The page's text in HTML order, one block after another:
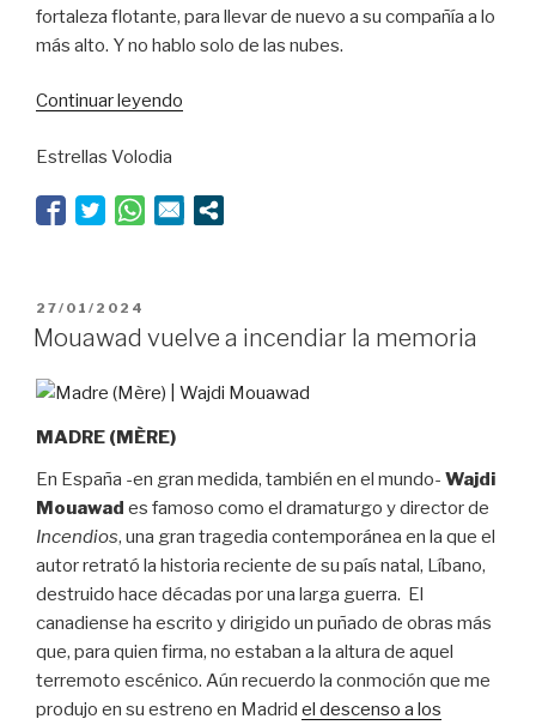
fortaleza flotante, para llevar de nuevo a su compañía a lo
más alto. Y no hablo solo de las nubes.
Continuar leyendo
en
Estrellas Volodia
PUBLICADO
EL
27/01/2024
Mouawad vuelve a incendiar la memoria
MADRE (MÈRE)
En España -en gran medida, también en el mundo- Wajdi
Mouawad es famoso como el dramaturgo y director de
Incendios, una gran tragedia contemporánea en la que el
autor retrató la historia reciente de su país natal, Líbano,
destruido hace décadas por una larga guerra. El
canadiense ha escrito y dirigido un puñado de obras más
que, para quien firma, no estaban a la altura de aquel
terremoto escénico. Aún recuerdo la conmoción que me
produjo en su estreno en Madrid el descenso a los